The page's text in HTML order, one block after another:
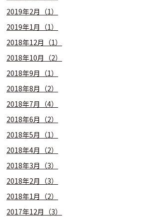
2019年2月（1）
2019年1月（1）
2018年12月（1）
2018年10月（2）
2018年9月（1）
2018年8月（2）
2018年7月（4）
2018年6月（2）
2018年5月（1）
2018年4月（2）
2018年3月（3）
2018年2月（3）
2018年1月（2）
2017年12月（3）